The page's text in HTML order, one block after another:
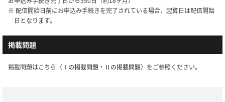
※ 配信開始日前にお申込み手続きを完了されている場合，起算日は配信開始
日となります。
掲載問題
掲載問題はこちら（ Ⅰの掲載問題 ・ Ⅱの掲載問題）をご参照ください。